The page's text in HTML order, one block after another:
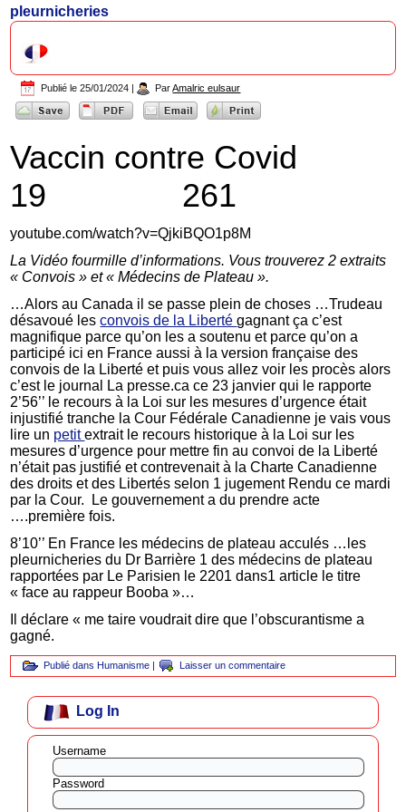
pleurnicheries
Publié le 25/01/2024 | Par Amalric eulsaur
Vaccin contre Covid
19 261
youtube.com/watch?v=QjkiBQO1p8M
La Vidéo fourmille d’informations. Vous trouverez 2 extraits
« Convois » et « Médecins de Plateau ».
…Alors au Canada il se passe plein de choses …Trudeau
désavoué lesconvois de la Libertégagnant ça c’est
magnifique parce qu’on les a soutenu et parce qu’on a
participé ici en France aussi à la version française des
convois de la Liberté et puis vous allez voir les procès alors
c’est le journal La presse.ca ce 23 janvier qui le rapporte
2’56’’ le recours à la Loi sur les mesures d’urgence était
injustifié tranche la Cour Fédérale Canadienne je vais vous
lire un petitextrait le recours historique à la Loi sur les
mesures d’urgence pour mettre fin au convoi de la Liberté
n’était pas justifié et contrevenait à la Charte Canadienne
des droits et des Libertés selon 1 jugement Rendu ce mardi
par la Cour. Le gouvernement a du prendre acte
….première fois.
8’10’’ En France les médecins de plateau acculés …les
pleurnicheries du Dr Barrière 1 des médecins de plateau
rapportées par Le Parisien le 2201 dans1 article le titre
« face au rappeur Booba »…
Il déclare « me taire voudrait dire que l’obscurantisme a
gagné.
Publié dans Humanisme | Laisser un commentaire
Log In
Username
Password